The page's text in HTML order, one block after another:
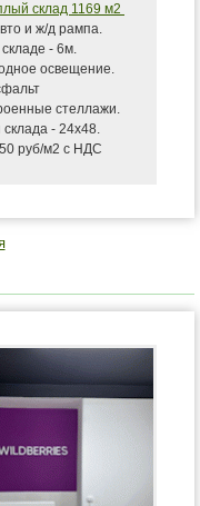
склад 1169 м2
и ж/д рампа.
- 6м.
освещение.
стеллажи.
- 24х48.
руб/м2 с НДС